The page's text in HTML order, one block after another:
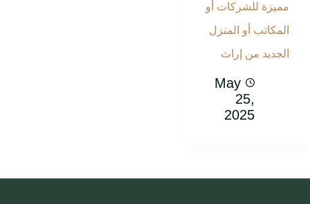
مميزة للشركات أو
المكاتب أو المنزل
الجديد من إراث
May
25,
2025